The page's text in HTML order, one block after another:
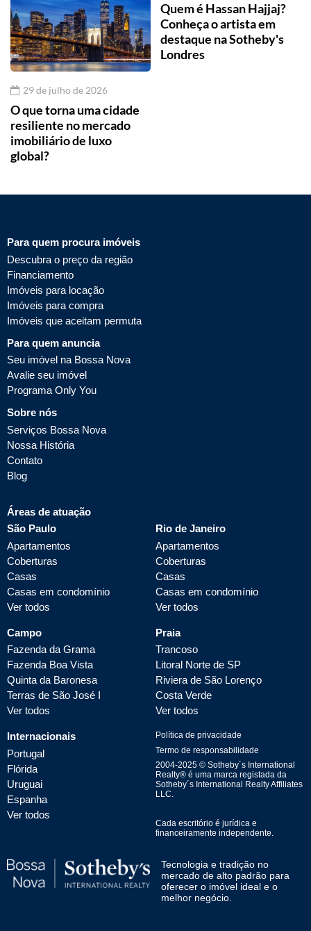
29 de julho de 2026
O que torna uma cidade
resiliente no mercado
imobiliário de luxo
global?
Quem é Hassan Hajjaj?
Conheça o artista em
destaque na Sotheby's
Londres
Para quem procura imóveis
Descubra o preço da região
Financiamento
Imóveis para locação
Imóveis para compra
Imóveis que aceitam permuta
Para quem anuncia
Seu imóvel na Bossa Nova
Avalie seu imóvel
Programa Only You
Sobre nós
Serviços Bossa Nova
Nossa História
Contato
Blog
Áreas de atuação
São Paulo
Apartamentos
Coberturas
Casas
Casas em condomínio
Ver todos
Rio de Janeiro
Apartamentos
Coberturas
Casas
Casas em condomínio
Ver todos
Campo
Fazenda da Grama
Fazenda Boa Vista
Quinta da Baronesa
Terras de São José I
Ver todos
Praia
Trancoso
Litoral Norte de SP
Riviera de São Lorenço
Costa Verde
Ver todos
Internacionais
Portugal
Flórida
Uruguai
Espanha
Ver todos
Política de privacidade
Termo de responsabilidade
2004-2025 © Sotheby´s International
Realty® é uma marca registada da
Sotheby´s International Realty Affiliates
LLC.
Cada escritório é jurídica e
financeiramente independente.
Tecnologia e tradição no
mercado de alto padrão para
oferecer o imóvel ideal e o
melhor negócio.